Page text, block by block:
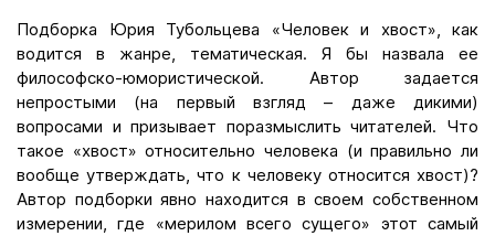
Подборка Юрия Тубольцева «Человек и хвост», как
водится в жанре, тематическая. Я бы назвала ее
философско-юмористической. Автор задается
непростыми (на первый взгляд – даже дикими)
вопросами и призывает поразмыслить читателей. Что
такое «хвост» относительно человека (и правильно ли
вообще утверждать, что к человеку относится хвост)?
Автор подборки явно находится в своем собственном
измерении, где «мерилом всего сущего» этот самый